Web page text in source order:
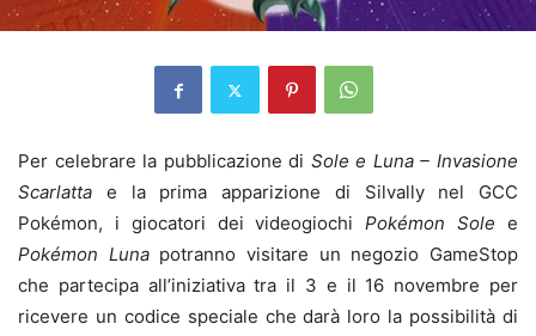
Per celebrare la pubblicazione di Sole e Luna – Invasione
Scarlatta e la prima apparizione di Silvally nel GCC
Pokémon, i giocatori dei videogiochiPokémon Sole e
Pokémon Lunapotranno visitare un negozio GameStop
che partecipa all’iniziativa tra il 3 e il 16 novembre per
ricevere un codice speciale che darà loro la possibilità di